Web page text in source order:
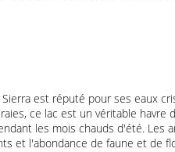
Sierra est réputé pour ses eaux
ce lac est un véritable havre
les mois chauds d'été. Les
et l'abondance de faune et de